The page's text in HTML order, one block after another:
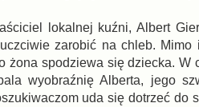
lokalnej kuźni, Albert
uczciwie zarobić na chleb.
żona spodziewa się dziecka.
wyobraźnię Alberta, jego
uda się dotrzeć do